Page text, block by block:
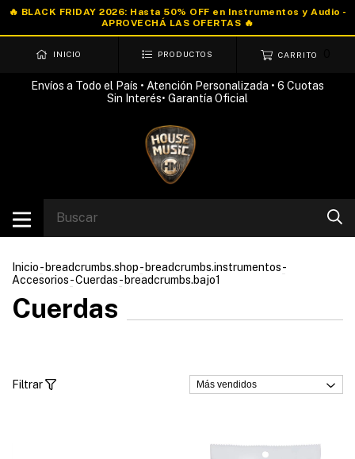
INICIO PRODUCTOS CARRITO
Envíos a Todo el País • Atención Personalizada • 6 Cuotas
Sin Interés• Garantía Oficial
Inicio- breadcrumbs.shop- breadcrumbs.instrumentos-
Accesorios-Cuerdas- breadcrumbs.bajo1
Cuerdas
Filtrar